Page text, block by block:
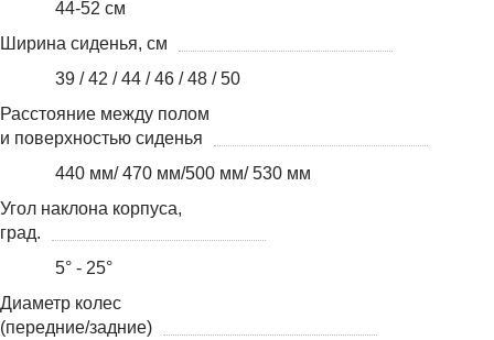
44-52 см
Ширина сиденья, см
39 / 42 / 44 / 46 / 48 / 50
Расстояние между полом
и поверхностью сиденья
440 мм/ 470 мм/500 мм/ 530 мм
Угол наклона корпуса,
град.
5° - 25°
Диаметр колес
(передние/задние)